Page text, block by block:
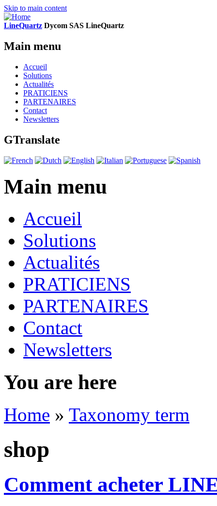
Skip to main content
LineQuartz Dycom SAS LineQuartz
Main menu
Accueil
Solutions
Actualités
PRATICIENS
PARTENAIRES
Contact
Newsletters
GTranslate
Main menu
Accueil
Solutions
Actualités
PRATICIENS
PARTENAIRES
Contact
Newsletters
You are here
Home » Taxonomy term
shop
Comment acheter